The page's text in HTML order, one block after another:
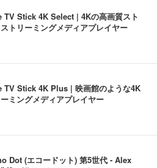
Stick 4K Select | 4Kの高画質スト
トリーミングメディアプレイヤー
TV Stick 4K Plus | 映画館のような4K
ミングメディアプレイヤー
Dot (エコードット) 第5世代 - Alex